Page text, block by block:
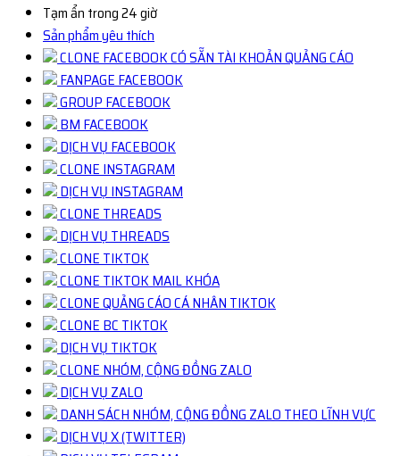
Tạm ẩn trong 24 giờ
Sản phẩm yêu thích
CLONE FACEBOOK CÓ SẴN TÀI KHOẢN QUẢNG CÁO
FANPAGE FACEBOOK
GROUP FACEBOOK
BM FACEBOOK
DỊCH VỤ FACEBOOK
CLONE INSTAGRAM
DỊCH VỤ INSTAGRAM
CLONE THREADS
DỊCH VỤ THREADS
CLONE TIKTOK
CLONE TIKTOK MAIL KHÓA
CLONE QUẢNG CÁO CÁ NHÂN TIKTOK
CLONE BC TIKTOK
DỊCH VỤ TIKTOK
CLONE NHÓM, CỘNG ĐỒNG ZALO
DỊCH VỤ ZALO
DANH SÁCH NHÓM, CỘNG ĐỒNG ZALO THEO LĨNH VỰC
DỊCH VỤ X (TWITTER)